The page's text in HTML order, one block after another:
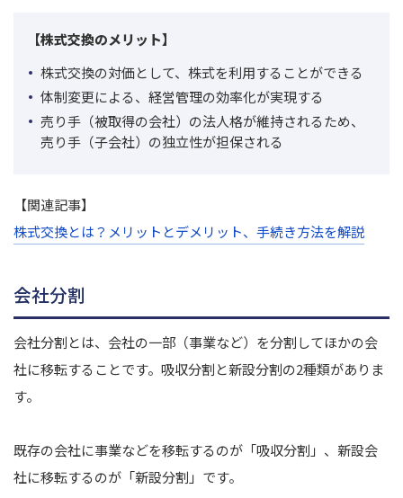
【株式交換のメリット】
株式交換の対価として、株式を利用することができる
体制変更による、経営管理の効率化が実現する
売り手（被取得の会社）の法人格が維持されるため、
売り手（子会社）の独立性が担保される
【関連記事】
株式交換とは？メリットとデメリット、手続き方法を解説
会社分割
会社分割とは、会社の一部（事業など）を分割してほかの会
社に移転することです。吸収分割と新設分割の2種類がありま
す。
既存の会社に事業などを移転するのが「吸収分割」、新設会
社に移転するのが「新設分割」です。